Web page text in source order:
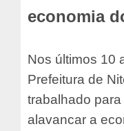
economia
Nos últimos 10
Prefeitura de
trabalhado para
alavancar a